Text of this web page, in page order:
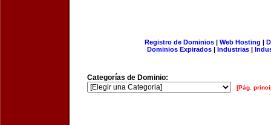
Registro de Dominios| Web Hosting |
Dominios Expirados | Industrias |
Categorías de Dominio:
[Pág.